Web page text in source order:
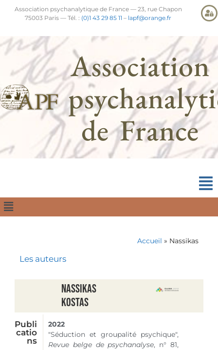
Association psychanalytique de France — 23, rue Chapon
75003 Paris — Tél. : (0)1 43 29 85 11 – lapf@orange.fr
Association
de France
Accueil » Nassikas
Les auteurs
Nassikas
Kostas
Publi
catio
ns
2022
"Séduction et groupalité psychique",
Revue belge de psychanalyse, n° 81,